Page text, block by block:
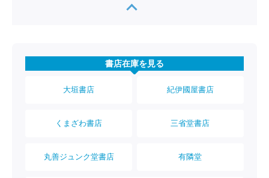
書店在庫を見る
大垣書店 紀伊國屋書店
くまざわ書店 三省堂書店
丸善ジュンク堂書店 有隣堂